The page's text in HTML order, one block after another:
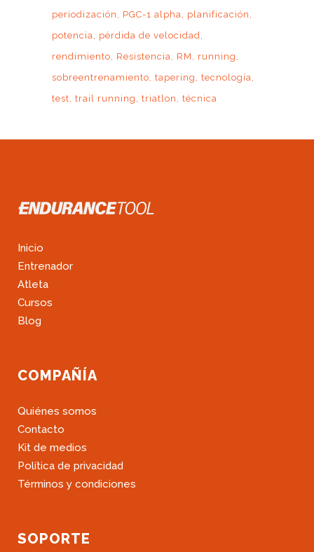
periodización
PGC-1 alpha
planificación
potencia
pérdida de velocidad
rendimiento
Resistencia RM
running
sobreentrenamiento tapering
tecnología
test trail running triatlon técnica
Inicio
Entrenador
Atleta
Cursos
Blog
COMPAÑÍA
Quiénes somos
Contacto
Kit de medios
Política de privacidad
Términos y condiciones
SOPORTE